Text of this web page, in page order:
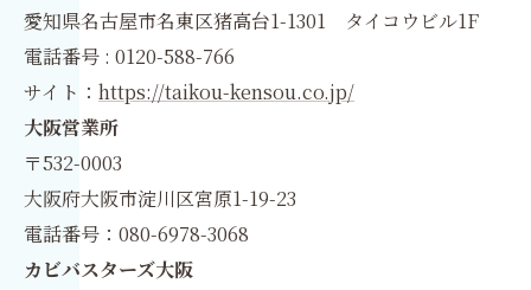
愛知県名古屋市名東区猪高台1-1301 タイコウビル1F
電話番号 : 0120-588-766
サイト： https://taikou-kensou.co.jp/
大阪営業所
〒532-0003
大阪府大阪市淀川区宮原1-19-23
電話番号：080-6978-3068
カビバスターズ大阪